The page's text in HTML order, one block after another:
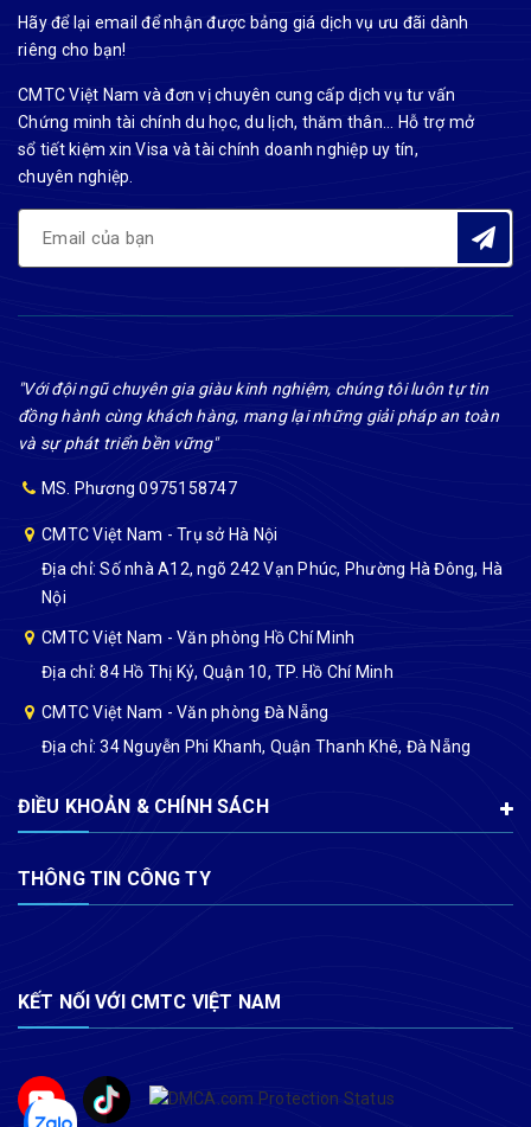
Hãy để lại email để nhận được bảng giá dịch vụ ưu đãi dành
riêng cho bạn!
CMTC Việt Nam và đơn vị chuyên cung cấp dịch vụ tư vấn
Chứng minh tài chính du học, du lịch, thăm thân... Hỗ trợ mở
sổ tiết kiệm xin Visa và tài chính doanh nghiệp uy tín,
chuyên nghiệp.
"Với đội ngũ chuyên gia giàu kinh nghiệm, chúng tôi luôn tự tin
đồng hành cùng khách hàng, mang lại những giải pháp an toàn
và sự phát triển bền vững"
MS. Phương 0975158747
CMTC Việt Nam - Trụ sở Hà Nội
Địa chỉ: Số nhà A12, ngõ 242 Vạn Phúc, Phường Hà Đông, Hà
Nội
CMTC Việt Nam - Văn phòng Hồ Chí Minh
Địa chỉ: 84 Hồ Thị Kỷ, Quận 10, TP. Hồ Chí Minh
CMTC Việt Nam - Văn phòng Đà Nẵng
Địa chỉ: 34 Nguyễn Phi Khanh, Quận Thanh Khê, Đà Nẵng
ĐIỀU KHOẢN & CHÍNH SÁCH
THÔNG TIN CÔNG TY
KẾT NỐI VỚI CMTC VIỆT NAM